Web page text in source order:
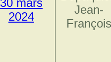
2024
Jean-
François